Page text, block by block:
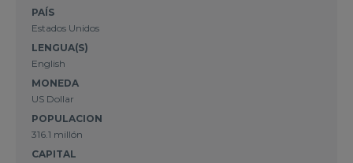
PAÍS
Estados Unidos
LENGUA(S)
English
MONEDA
US Dollar
POPULACION
316.1 millón
CAPITAL